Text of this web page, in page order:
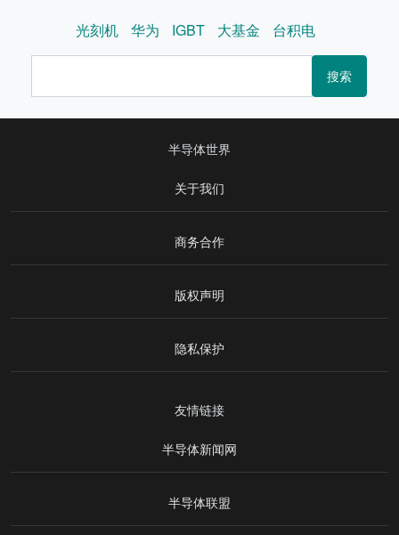
光刻机 华为 IGBT 大基金 台积电
搜索
半导体世界
关于我们
商务合作
版权声明
隐私保护
友情链接
半导体新闻网
半导体联盟